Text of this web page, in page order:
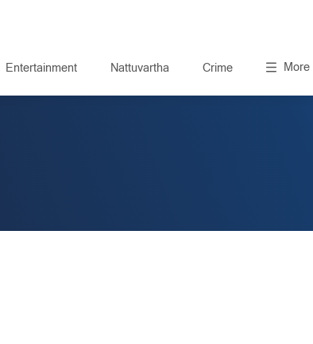
Entertainment Nattuvartha Crime More